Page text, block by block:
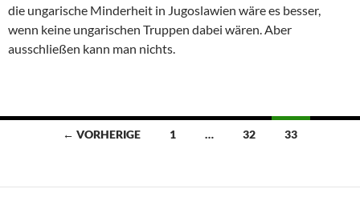
die ungarische Minderheit in Jugoslawien wäre es besser,
wenn keine ungarischen Truppen dabei wären. Aber
ausschließen kann man nichts.
Beitragsnavigation
← VORHERIGE 1 … 32 33